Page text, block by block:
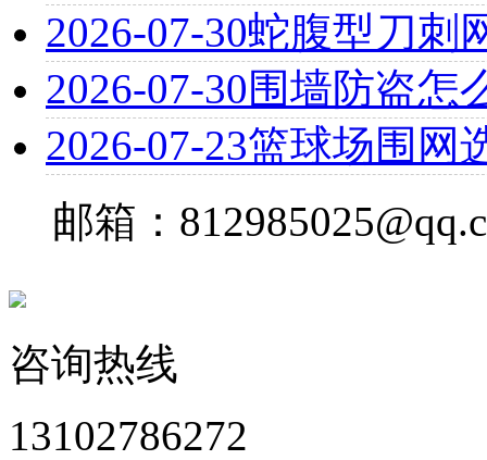
2026-07-30蛇腹型刀刺
2026-07-30围墙防盗怎
2026-07-23篮球场围网
邮箱：
咨询热线
13102786272